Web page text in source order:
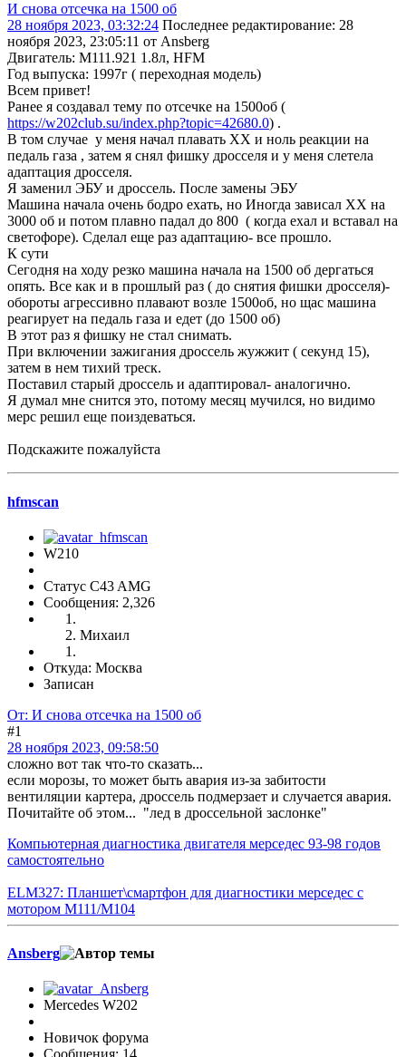
И снова отсечка на 1500 об
28 ноября 2023, 03:32:24 Последнее редактирование: 28
ноября 2023, 23:05:11 от Ansberg
Двигатель: M111.921 1.8л, HFM
Год выпуска: 1997г ( переходная модель)
Всем привет!
Ранее я создавал тему по отсечке на 1500об (
https://w202club.su/index.php?topic=42680.0) .
В том случае у меня начал плавать ХХ и ноль реакции на
педаль газа , затем я снял фишку дросселя и у меня слетела
адаптация дросселя.
Я заменил ЭБУ и дроссель. После замены ЭБУ
Машина начала очень бодро ехать, но Иногда зависал ХХ на
3000 об и потом плавно падал до 800 ( когда ехал и вставал на
светофоре). Сделал еще раз адаптацию- все прошло.
К сути
Сегодня на ходу резко машина начала на 1500 об дергаться
опять. Все как и в прошлый раз ( до снятия фишки дросселя)-
обороты агрессивно плавают возле 1500об, но щас машина
реагирует на педаль газа и едет (до 1500 об)
В этот раз я фишку не стал снимать.
При включении зажигания дроссель жужжит ( секунд 15),
затем в нем тихий треск.
Поставил старый дроссель и адаптировал- аналогично.
Я думал мне снится это, потому месяц мучился, но видимо
мерс решил еще поиздеваться.
Подскажите пожалуйста
hfmscаn
W210
Статус C43 AMG
Сообщения: 2,326
Михаил
Откуда: Москва
Записан
От: И снова отсечка на 1500 об
#1
28 ноября 2023, 09:58:50
сложно вот так что-то сказать...
если морозы, то может быть авария из-за забитости
вентиляции картера, дроссель подмерзает и случается авария.
Почитайте об этом... "лед в дроссельной заслонке"
Компьютерная диагностика двигателя мерседес 93-98 годов
самостоятельно
ELM327: Планшет\смартфон для диагностики мерседес с
мотором M111/M104
Ansberg
Mercedes W202
Новичок форума